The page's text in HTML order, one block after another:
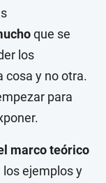
que se
los
cosa y no otra.
para
marco teórico
los ejemplos y